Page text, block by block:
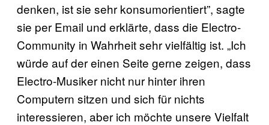
denken, ist sie sehr konsumorientiert”, sagte
sie per Email und erklärte, dass die Electro-
Community in Wahrheit sehr vielfältig ist. „Ich
würde auf der einen Seite gerne zeigen, dass
Electro-Musiker nicht nur hinter ihren
Computern sitzen und sich für nichts
interessieren, aber ich möchte unsere Vielfalt